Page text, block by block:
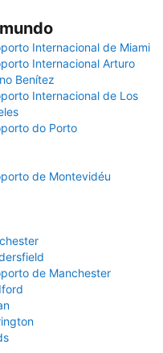
Internacional de Miami
Internacional Arturo
Benítez
Internacional de Los
do Porto
de Montevidéu
de Manchester